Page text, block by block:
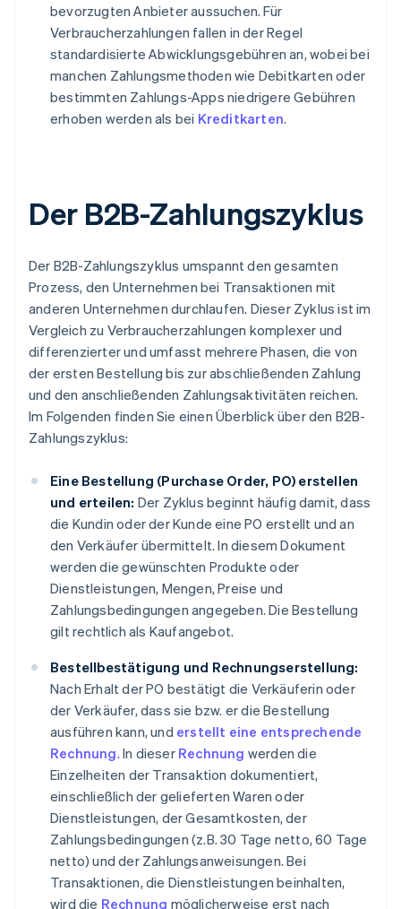
bevorzugten Anbieter aussuchen. Für
Verbraucherzahlungen fallen in der Regel
standardisierte Abwicklungsgebühren an, wobei bei
manchen Zahlungsmethoden wie Debitkarten oder
bestimmten Zahlungs-Apps niedrigere Gebühren
erhoben werden als bei Kreditkarten.
Der B2B-Zahlungszyklus
Der B2B-Zahlungszyklus umspannt den gesamten
Prozess, den Unternehmen bei Transaktionen mit
anderen Unternehmen durchlaufen. Dieser Zyklus ist im
Vergleich zu Verbraucherzahlungen komplexer und
differenzierter und umfasst mehrere Phasen, die von
der ersten Bestellung bis zur abschließenden Zahlung
und den anschließenden Zahlungsaktivitäten reichen.
Im Folgenden finden Sie einen Überblick über den B2B-
Zahlungszyklus:
Eine Bestellung (Purchase Order, PO) erstellen
und erteilen: Der Zyklus beginnt häufig damit, dass
die Kundin oder der Kunde eine PO erstellt und an
den Verkäufer übermittelt. In diesem Dokument
werden die gewünschten Produkte oder
Dienstleistungen, Mengen, Preise und
Zahlungsbedingungen angegeben. Die Bestellung
gilt rechtlich als Kaufangebot.
Bestellbestätigung und Rechnungserstellung:
Nach Erhalt der PO bestätigt die Verkäuferin oder
der Verkäufer, dass sie bzw. er die Bestellung
ausführen kann, und erstellt eine entsprechende
Rechnung. In dieser Rechnung werden die
Einzelheiten der Transaktion dokumentiert,
einschließlich der gelieferten Waren oder
Dienstleistungen, der Gesamtkosten, der
Zahlungsbedingungen (z.B. 30 Tage netto, 60 Tage
netto) und der Zahlungsanweisungen. Bei
Transaktionen, die Dienstleistungen beinhalten,
wird die Rechnung möglicherweise erst nach